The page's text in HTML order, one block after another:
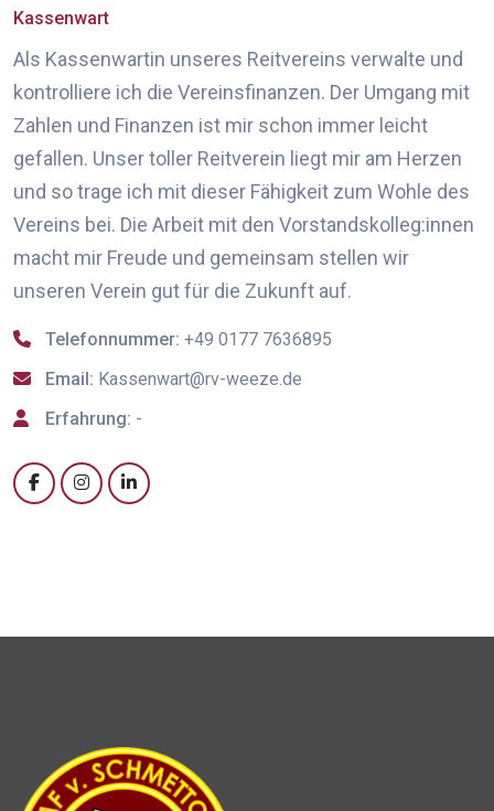
Kassenwart
Als Kassenwartin unseres Reitvereins verwalte und
kontrolliere ich die Vereinsfinanzen. Der Umgang mit
Zahlen und Finanzen ist mir schon immer leicht
gefallen. Unser toller Reitverein liegt mir am Herzen
und so trage ich mit dieser Fähigkeit zum Wohle des
Vereins bei. Die Arbeit mit den Vorstandskolleg:innen
macht mir Freude und gemeinsam stellen wir
unseren Verein gut für die Zukunft auf.
Telefonnummer: +49 0177 7636895
Email: Kassenwart@rv-weeze.de
Erfahrung: -